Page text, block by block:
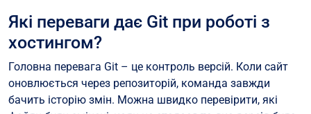
Які переваги дає Git при роботі з
хостингом?
Головна перевага Git – це контроль версій. Коли сайт
оновлюється через репозиторій, команда завжди
бачить історію змін. Можна швидко перевірити, які